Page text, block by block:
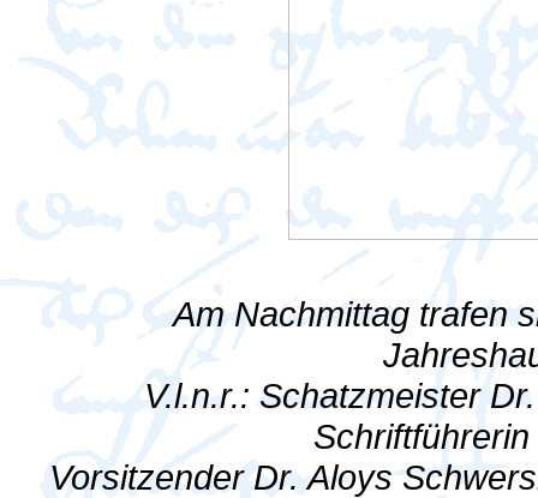
Am Nachmittag trafen
V.l.n.r.: Schatzmeister
Vorsitzender Dr. Aloys